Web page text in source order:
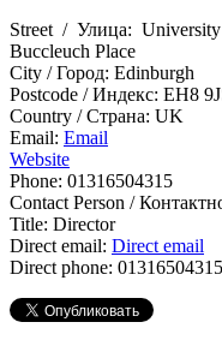
Street / Улица:
Buccleuch Place
City / Город: Edinburgh
Postcode / Индекс: EH8
Country / Страна: UK
Email: Email
Website
Phone: 01316504315
Contact Person /
Title: Director
Direct email: Direct email
Direct phone: 01316504315